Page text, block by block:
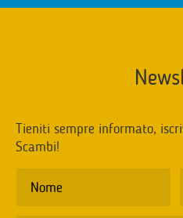
Tieniti sempre informato,
Scambi!